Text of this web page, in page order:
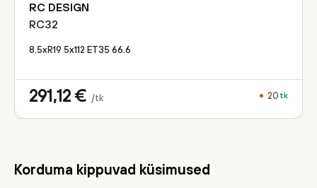
RC DESIGN
RC32
8.5xR19 5x112 ET35 66.6
291,12 € /tk 20 tk
Korduma kippuvad küsimused